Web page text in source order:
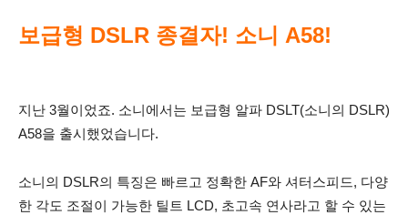
보급형 DSLR 종결자! 소니 A58!
지난 3월이었죠. 소니에서는 보급형 알파 DSLT(소니의 DSLR)
A58을 출시했었습니다.
소니의 DSLR의 특징은 빠르고 정확한 AF와 셔터스피드, 다양
한 각도 조절이 가능한 틸트 LCD, 초고속 연사라고 할 수 있는